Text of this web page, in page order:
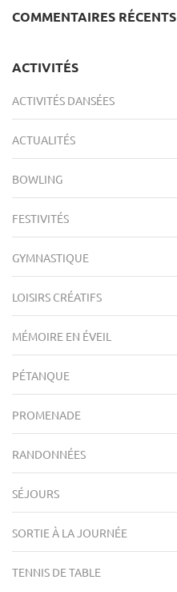
COMMENTAIRES RÉCENTS
ACTIVITÉS
ACTIVITÉS DANSÉES
ACTUALITÉS
BOWLING
FESTIVITÉS
GYMNASTIQUE
LOISIRS CRÉATIFS
MÉMOIRE EN ÉVEIL
PÉTANQUE
PROMENADE
RANDONNÉES
SÉJOURS
SORTIE À LA JOURNÉE
TENNIS DE TABLE